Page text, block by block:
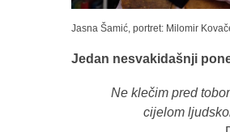
Jasna Šamić, portret: Milomir
Jedan nesvakidašnji
Ne klečim pred
cijelom